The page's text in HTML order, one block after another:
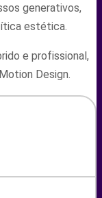
generativos,
estética.
e profissional,
Design.